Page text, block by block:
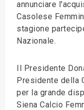
annunciare
Casolese
stagione
Nazionale.
Il Presidente
Presidente della
per la grande
Siena Calcio